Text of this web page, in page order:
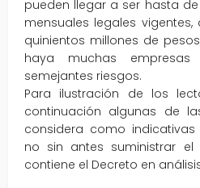
pueden llegar a ser hasta
mensuales legales
quinientos millones de
haya muchas
semejantes riesgos.
Para ilustración de los
continuación algunas de
considera como
no sin antes suministrar el
contiene el Decreto en